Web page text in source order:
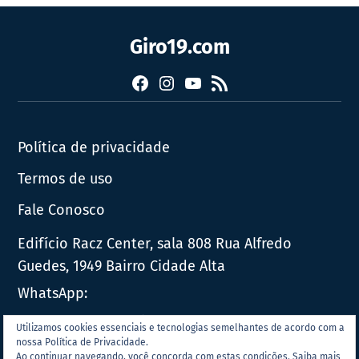
Giro19.com
FacebookInstagram
YouTube
RSS
Política de privacidade
Termos de uso
Fale Conosco
Edifício Racz Center, sala 808 Rua Alfredo
Guedes, 1949 Bairro Cidade Alta
WhatsApp:
E-mail:contato@giro19.com.br
Utilizamos cookies essenciais e tecnologias semelhantes de acordo com a
nossa Política de Privacidade.
Ao continuar navegando, você concorda com estas condições.Saiba mais